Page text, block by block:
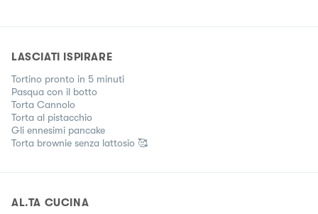
LASCIATI ISPIRARE
Tortino pronto in 5 minuti
Pasqua con il botto
Torta Cannolo
Torta al pistacchio
Gli ennesimi pancake
Torta brownie senza lattosio 🥰
AL.TA CUCINA